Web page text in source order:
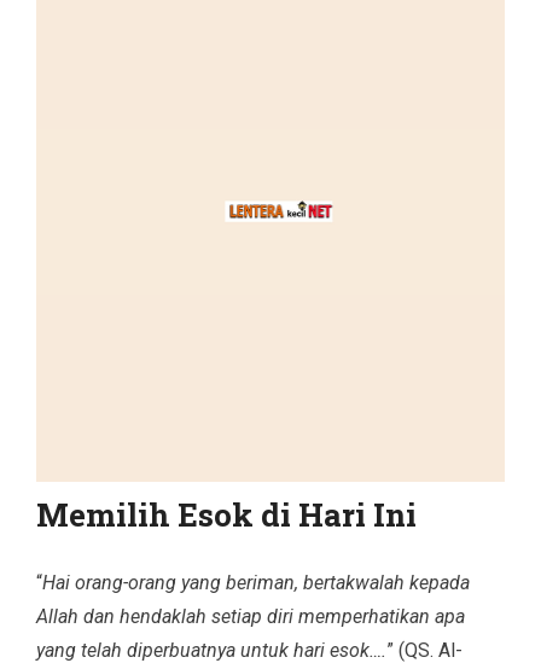
Memilih Esok di Hari Ini
“Hai orang-orang yang beriman, bertakwalah kepada
Allah dan hendaklah setiap diri memperhatikan apa
yang telah diperbuatnya untuk hari esok….” (QS. Al-